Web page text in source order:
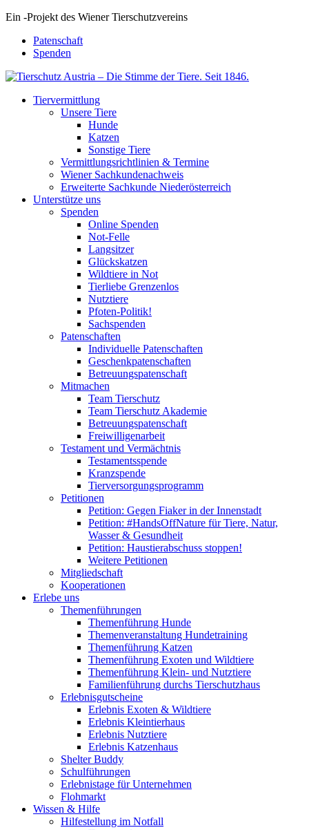
Ein -Projekt des Wiener Tierschutzvereins
Patenschaft
Spenden
Tiervermittlung
Unsere Tiere
Hunde
Katzen
Sonstige Tiere
Vermittlungsrichtlinien & Termine
Wiener Sachkundenachweis
Erweiterte Sachkunde Niederösterreich
Unterstütze uns
Spenden
Online Spenden
Not-Felle
Langsitzer
Glückskatzen
Wildtiere in Not
Tierliebe Grenzenlos
Nutztiere
Pfoten-Politik!
Sachspenden
Patenschaften
Individuelle Patenschaften
Geschenkpatenschaften
Betreuungspatenschaft
Mitmachen
Team Tierschutz
Team Tierschutz Akademie
Betreuungspatenschaft
Freiwilligenarbeit
Testament und Vermächtnis
Testamentsspende
Kranzspende
Tierversorgungsprogramm
Petitionen
Petition: Gegen Fiaker in der Innenstadt
Petition: #HandsOffNature für Tiere, Natur,
Wasser & Gesundheit
Petition: Haustierabschuss stoppen!
Weitere Petitionen
Mitgliedschaft
Kooperationen
Erlebe uns
Themenführungen
Themenführung Hunde
Themenveranstaltung Hundetraining
Themenführung Katzen
Themenführung Exoten und Wildtiere
Themenführung Klein- und Nutztiere
Familienführung durchs Tierschutzhaus
Erlebnisgutscheine
Erlebnis Exoten & Wildtiere
Erlebnis Kleintierhaus
Erlebnis Nutztiere
Erlebnis Katzenhaus
Shelter Buddy
Schulführungen
Erlebnistage für Unternehmen
Flohmarkt
Wissen & Hilfe
Hilfestellung im Notfall